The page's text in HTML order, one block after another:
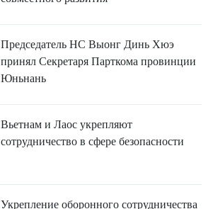
Председатель НС Выонг Динь Хюэ
принял Секретаря Парткома провинции
Юньнань
Вьетнам и Лаос укрепляют
сотрудничество в сфере безопасности
Укрепление оборонного сотрудничества